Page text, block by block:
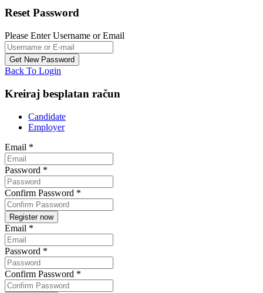
Reset Password
Please Enter Username or Email
Back To Login
Kreiraj besplatan račun
Candidate
Employer
Email *
Password *
Confirm Password *
Email *
Password *
Confirm Password *